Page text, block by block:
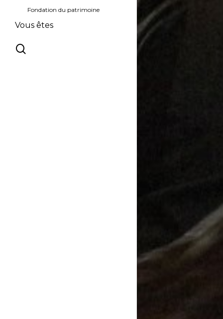
Fondation du patrimoine
Vous êtes